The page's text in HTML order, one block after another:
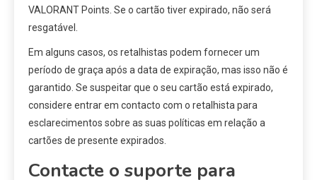
VALORANT Points. Se o cartão tiver expirado, não será
resgatável.
Em alguns casos, os retalhistas podem fornecer um
período de graça após a data de expiração, mas isso não é
garantido. Se suspeitar que o seu cartão está expirado,
considere entrar em contacto com o retalhista para
esclarecimentos sobre as suas políticas em relação a
cartões de presente expirados.
Contacte o suporte para